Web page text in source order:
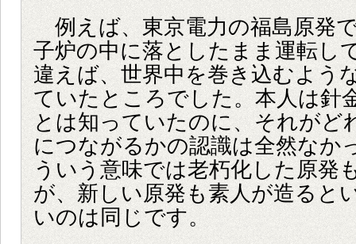
例えば、東京電力の福島原発
子炉の中に落としたまま運転し
違えば、世界中を巻き込むよう
ていたところでした。本人は針
とは知っていたのに、それがど
につながるかの認識は全然なか
ういう意味では老朽化した原発
が、新しい原発も素人が造ると
いのは同じです。